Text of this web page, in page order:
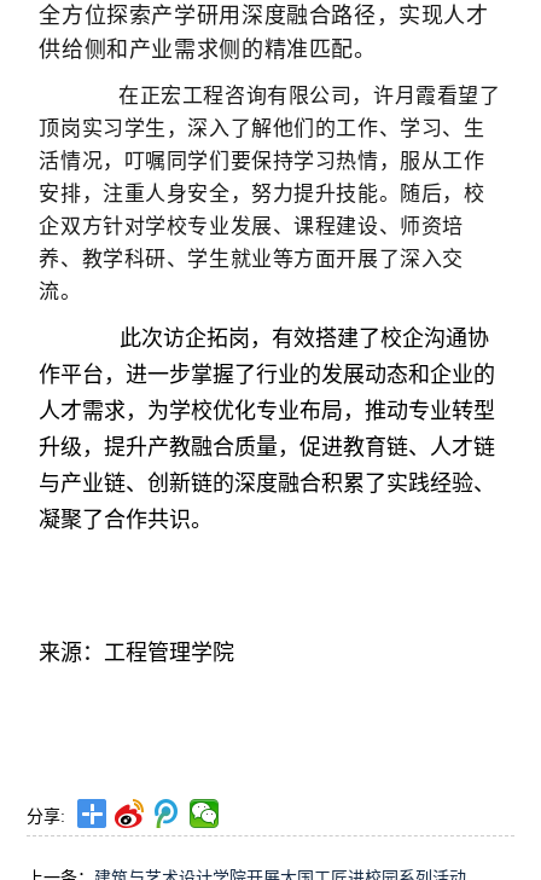
全方位探索产学研用深度融合路径，实现人才
供给侧和产业需求侧的精准匹配。
在正宏工程咨询有限公司，许月霞看望了
顶岗实习学生，深入了解他们的工作、学习、生
活情况，叮嘱同学们要保持学习热情，服从工作
安排，注重人身安全，努力提升技能。随后，校
企双方针对学校专业发展、课程建设、师资培
养、教学科研、学生就业等方面开展了深入交
流。
此次访企拓岗，有效搭建了校企沟通协
作平台，进一步掌握了行业的发展动态和企业的
人才需求，为学校优化专业布局，推动专业转型
升级，提升产教融合质量，促进教育链、人才链
与产业链、创新链的深度融合积累了实践经验、
凝聚了合作共识。
来源：工程管理学院
分享: